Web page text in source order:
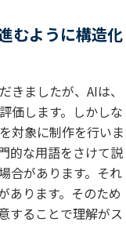
むように構造化
きましたが、AIは、
価します。しかしな
対象に制作を行いま
的な用語をさけて説
合があります。それ
あります。そのため
することで理解がス